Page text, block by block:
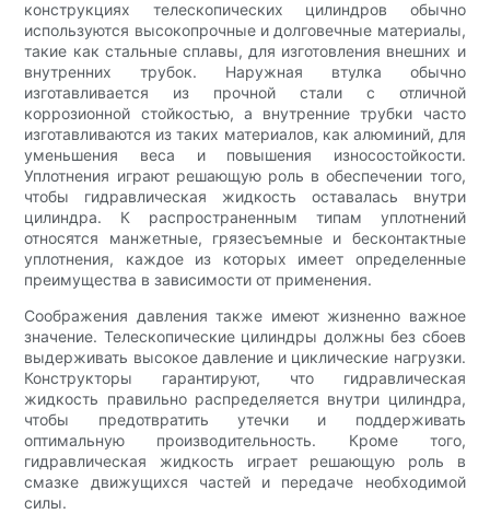
конструкциях телескопических цилиндров обычно
используются высокопрочные и долговечные материалы,
такие как стальные сплавы, для изготовления внешних и
внутренних трубок. Наружная втулка обычно
изготавливается из прочной стали с отличной
коррозионной стойкостью, а внутренние трубки часто
изготавливаются из таких материалов, как алюминий, для
уменьшения веса и повышения износостойкости.
Уплотнения играют решающую роль в обеспечении того,
чтобы гидравлическая жидкость оставалась внутри
цилиндра. К распространенным типам уплотнений
относятся манжетные, грязесъемные и бесконтактные
уплотнения, каждое из которых имеет определенные
преимущества в зависимости от применения.
Соображения давления также имеют жизненно важное
значение. Телескопические цилиндры должны без сбоев
выдерживать высокое давление и циклические нагрузки.
Конструкторы гарантируют, что гидравлическая
жидкость правильно распределяется внутри цилиндра,
чтобы предотвратить утечки и поддерживать
оптимальную производительность. Кроме того,
гидравлическая жидкость играет решающую роль в
смазке движущихся частей и передаче необходимой
силы.